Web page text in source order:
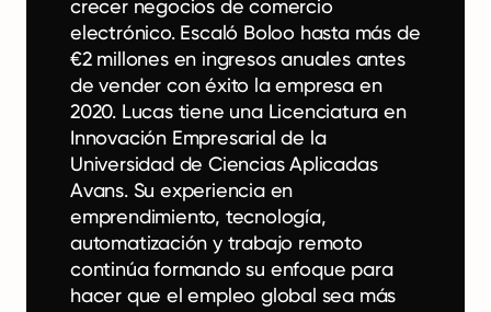
crecer negocios de comercio
electrónico. Escaló Boloo hasta más de
€2 millones en ingresos anuales antes
de vender con éxito la empresa en
2020. Lucas tiene una Licenciatura en
Innovación Empresarial de la
Universidad de Ciencias Aplicadas
Avans. Su experiencia en
emprendimiento, tecnología,
automatización y trabajo remoto
continúa formando su enfoque para
hacer que el empleo global sea más